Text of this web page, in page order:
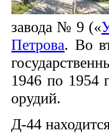
завода № 9 («
Петрова. Во
1946 по 1954
орудий.
Д-44